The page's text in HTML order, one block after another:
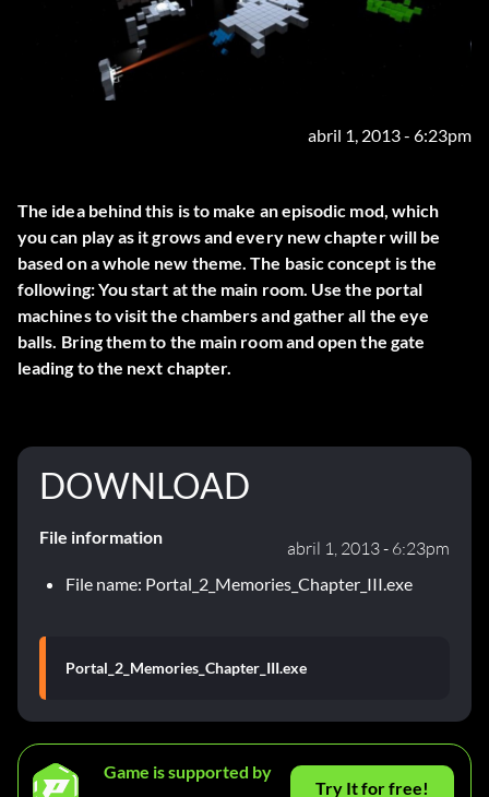
abril 1, 2013 - 6:23pm
The idea behind this is to make an episodic mod, which
you can play as it grows and every new chapter will be
based on a whole new theme. The basic concept is the
following: You start at the main room. Use the portal
machines to visit the chambers and gather all the eye
balls. Bring them to the main room and open the gate
leading to the next chapter.
DOWNLOAD
File information
abril 1, 2013 - 6:23pm
File name: Portal_2_Memories_Chapter_III.exe
Portal_2_Memories_Chapter_III.exe
Game is supported by
Try It for free!